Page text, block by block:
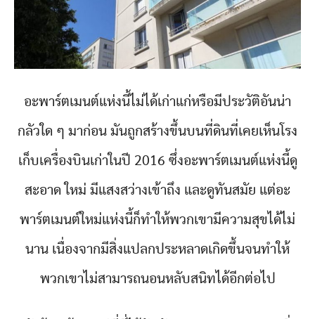
อะพาร์ตเมนต์แห่งนี้ไม่ได้เก่าแก่หรือมีประวัติอันน่า
กลัวใด ๆ มาก่อน มันถูกสร้างขึ้นบนที่ดินที่เคยเห็นโรง
เก็บเครื่องบินเก่าในปี 2016 ซึ่งอะพาร์ตเมนต์แห่งนี้ดู
สะอาด ใหม่ มีแสงสว่างเข้าถึง และดูทันสมัย แต่อะ
พาร์ตเมนต์ใหม่แห่งนี้ก็ทำให้พวกเขามีความสุขได้ไม่
นาน เนื่องจากมีสิ่งแปลกประหลาดเกิดขึ้นจนทำให้
พวกเขาไม่สามารถนอนหลับสนิทได้อีกต่อไป